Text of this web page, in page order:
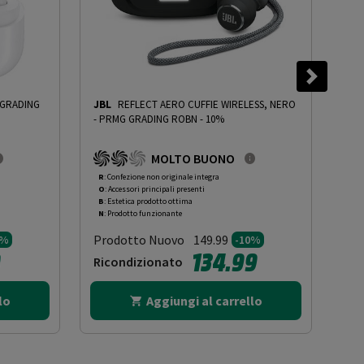
JBL REFLECT AERO CUFFIE WIRELESS, NERO
- PRMG GRADING ROBN - 10%
MOLTO BUONO
R: Confezione non originale integra
O: Accessori principali presenti
B: Estetica prodotto ottima
N: Prodotto funzionante
Prodotto Nuovo 149.99 -10%
Ricondizionato 134.99
Aggiungi al carrello